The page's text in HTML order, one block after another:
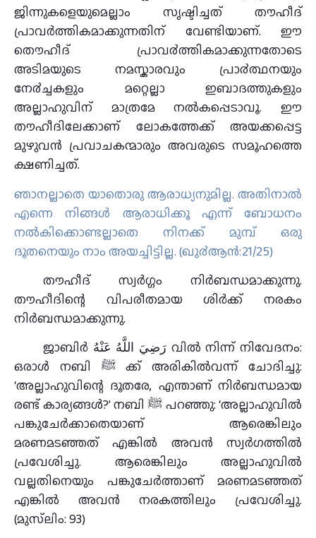
ജിന്നുകളെയുമെല്ലാം സൃഷ്ടിച്ചത് തൗഹീദ്
പ്രാവർത്തികമാക്കുന്നതിന് വേണ്ടിയാണ്. ഈ
തൌഹീദ് പ്രാവ൪ത്തികമാക്കുന്നതോടെ
അടിമയുടെ നമസ്കാരവും പ്രാ൪ത്ഥനയും
നേ൪ച്ചകളും മറ്റെല്ലാ ഇബാദത്തുകളും
അല്ലാഹുവിന് മാത്രമേ നല്‍കപ്പെടാവൂ. ഈ
തൗഹീദിലേക്കാണ് ലോകത്തേക്ക് അയക്കപ്പെട്ട
മുഴുവൻ പ്രവാചകന്മാരും അവരുടെ സമൂഹത്തെ
ക്ഷണിച്ചത്.
ഞാനല്ലാതെ യാതൊരു ആരാധ്യനുമില്ല. അതിനാല്‍
എന്നെ നിങ്ങള്‍ ആരാധിക്കൂ എന്ന് ബോധനം
നല്‍കിക്കൊണ്ടല്ലാതെ നിനക്ക് മുമ്പ് ഒരു
ദൂതനെയും നാം അയച്ചിട്ടില്ല. (ഖു൪ആന്‍:21/25)
തൗഹീദ് സ്വർഗ്ഗം നിർബന്ധമാക്കുന്നു.
തൗഹീദിന്റെ വിപരീതമായ ശിർക്ക് നരകം
നിർബന്ധമാക്കുന്നു.
ജാബിര്‍ رَضِيَ اللَّهُ عَنْهُ വിൽ നിന്ന് നിവേദനം:
ഒരാള്‍ നബി ﷺ ക്ക് അരികില്‍വന്ന് ചോദിച്ചു:
‘അല്ലാഹുവിന്റെ ദൂതരേ, എന്താണ് നിര്‍ബന്ധമായ
രണ്ട് കാര്യങ്ങള്‍?’ നബി ﷺ പറഞ്ഞു: ‘അല്ലാഹുവില്‍
പങ്കുചേര്‍ക്കാതെയാണ് ആരെങ്കിലും
മരണമടഞ്ഞത് എങ്കില്‍ അവന്‍ സ്വര്‍ഗത്തില്‍
പ്രവേശിച്ചു. ആരെങ്കിലും അല്ലാഹുവില്‍
വല്ലതിനെയും പങ്കുചേര്‍ത്താണ് മരണമടഞ്ഞത്
എങ്കില്‍ അവന്‍ നരകത്തിലും പ്രവേശിച്ചു.
(മുസ്‌ലിം: 93)